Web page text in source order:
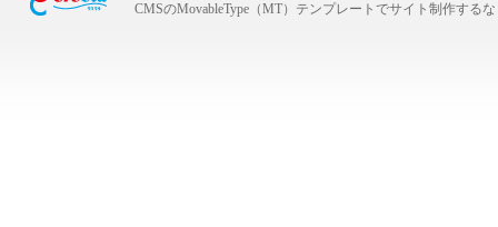
CMSのMovableType（MT）テンプレートでサイト制作する